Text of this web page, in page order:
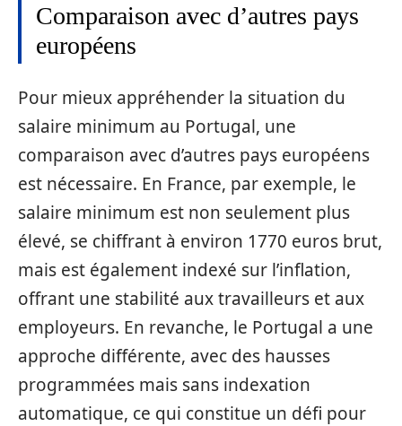
Comparaison avec d’autres pays
européens
Pour mieux appréhender la situation du
salaire minimum au Portugal, une
comparaison avec d’autres pays européens
est nécessaire. En France, par exemple, le
salaire minimum est non seulement plus
élevé, se chiffrant à environ 1770 euros brut,
mais est également indexé sur l’inflation,
offrant une stabilité aux travailleurs et aux
employeurs. En revanche, le Portugal a une
approche différente, avec des hausses
programmées mais sans indexation
automatique, ce qui constitue un défi pour